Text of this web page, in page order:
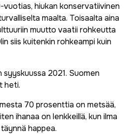
vuotias, hiukan konservatiivinen
maalta. Toisaalta aina
muutto vaatii rohkeutta
siis kuitenkin rohkeampi kuin
2021. Suomen
heti.
70 prosenttia on metsää,
ihanaa on lenkkeillä, kun ilma
happea.